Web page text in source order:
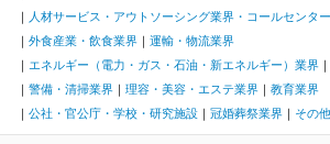
人材サービス・アウトソーシング業界・コールセンター
外食産業・飲食業界
運輸・物流業界
エネルギー（電力・ガス・石油・新エネルギー）業界
警備・清掃業界
理容・美容・エステ業界
教育業界
公社・官公庁・学校・研究施設
冠婚葬祭業界 その他